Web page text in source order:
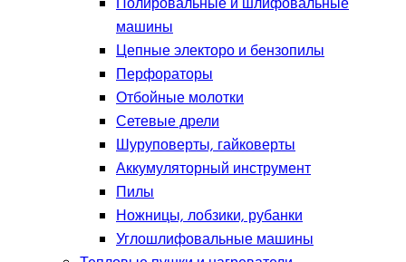
машины
Цепные электоро и бензопилы
Перфораторы
Отбойные молотки
Сетевые дрели
Шуруповерты, гайковерты
Аккумуляторный инструмент
Пилы
Ножницы, лобзики, рубанки
Углошлифовальные машины